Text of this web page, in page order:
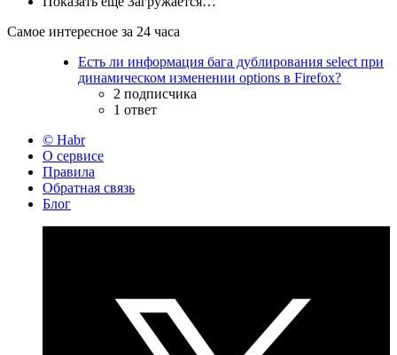
Самое интересное за 24 часа
Есть ли информация бага дублирования select при
динамическом изменении options в Firefox?
2 подписчика
1 ответ
© Habr
О сервисе
Правила
Обратная связь
Блог